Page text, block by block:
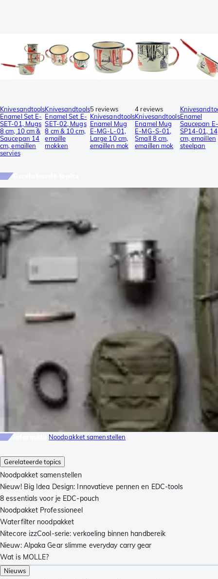
Gerelateerde topics
Noodpakket samenstellen
Nieuw! Big Idea Design: Innovatieve pennen en EDC-tools
8 essentials voor je EDC-pouch
Noodpakket Professioneel
Waterfilter noodpakket
Nitecore izzCool-serie: verkoeling binnen handbereik
Nieuw: Alpaka Gear slimme everyday carry gear
Wat is MOLLE?
Nieuws
Knivesandtools
Enamel Set E-
SET-01, Mugs
8 cm, 10 cm &
Saucepan 14
cm, emaillen
servies
Knivesandtools
Enamel Set E-
SET-02, Mugs
8 cm & 10 cm,
emaille
mokken
5 reviews
Knivesandtools
Enamel Mug
E-MG-L-01,
Large 10 cm,
emaillen mok
4 reviews
Knivesandtools
Enamel Mug
E-MG-S-01,
Small 8 cm,
emaillen mok
Enamel
Saucepan E-
SP14-01, 14
cm, emaillen
steelpan
Noodpakket samenstellen